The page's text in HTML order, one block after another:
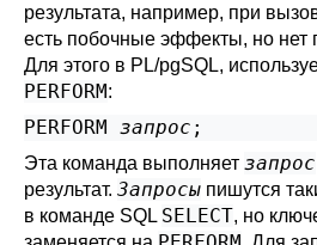
результата, например, при
есть побочные эффекты, но нет
Для этого в PL/pgSQL,
PERFORM:
PERFORM запрос
Эта команда выполняет запрос
результат. Запросы пишутся
в команде SQL SELECT, но